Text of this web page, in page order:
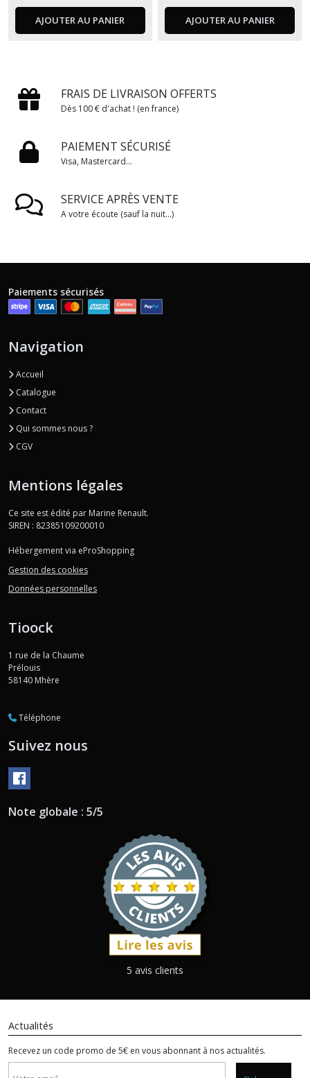
AJOUTER AU PANIER AJOUTER AU PANIER
FRAIS DE LIVRAISON OFFERTS
Dès 100 € d'achat ! (en france)
PAIEMENT SÉCURISÉ
Visa, Mastercard...
SERVICE APRÈS VENTE
A votre écoute (sauf la nuit...)
Paiements sécurisés
Navigation
Accueil
Catalogue
Contact
Qui sommes nous ?
CGV
Mentions légales
Ce site est édité par Marine Renault.
SIREN : 82385109200010
Hébergement via eProShopping
Gestion des cookies
Données personnelles
Tioock
1 rue de la Chaume
Prélouis
58140 Mhère
Téléphone
Suivez nous
Note globale : 5/5
5 avis clients
Actualités
Recevez un code promo de 5€ en vous abonnant à nos actualités.